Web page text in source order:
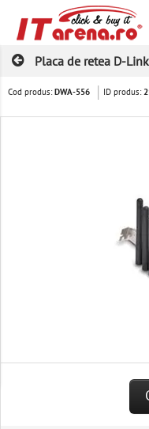
Placa de retea D-
Cod produs: DWA-556 ID produs: